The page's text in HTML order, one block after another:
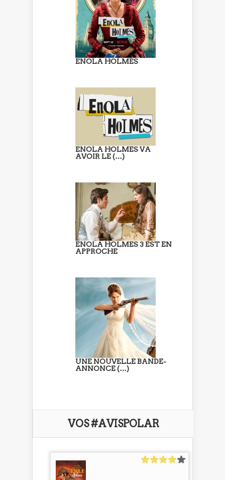
ENOLA HOLMES
ENOLA HOLMES VA
AVOIR LE (…)
ENOLA HOLMES 3 EST EN
APPROCHE
UNE NOUVELLE BANDE-
ANNONCE (…)
VOS #AVISPOLAR